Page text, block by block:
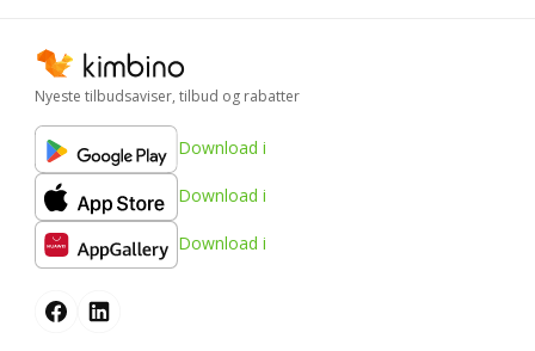
Nyeste tilbudsaviser, tilbud og rabatter
Download i
Download i
Download i